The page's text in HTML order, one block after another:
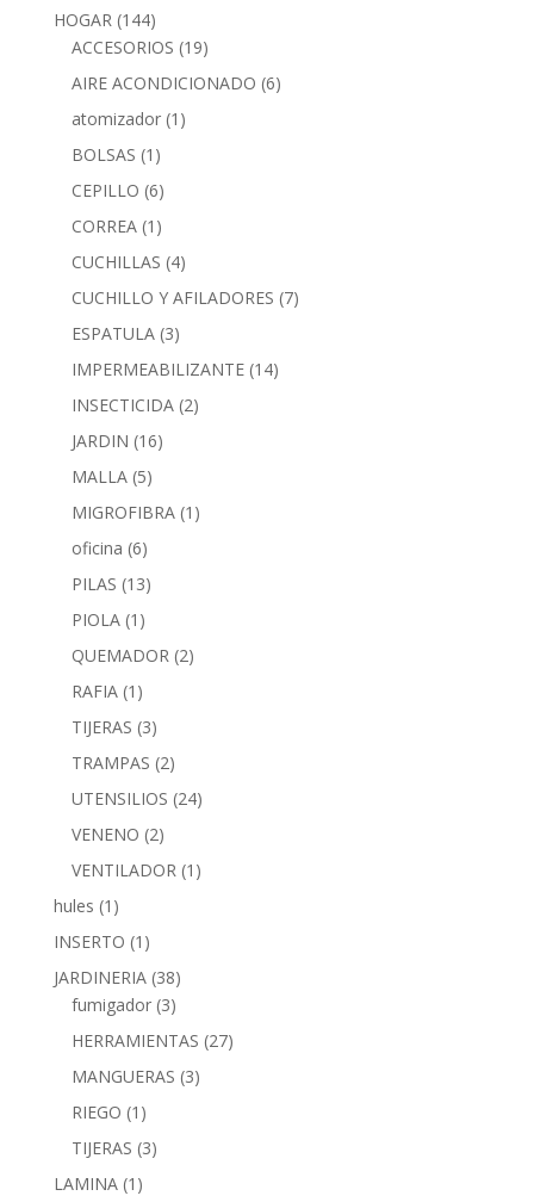
HOGAR (144)
ACCESORIOS (19)
AIRE ACONDICIONADO (6)
atomizador (1)
BOLSAS (1)
CEPILLO (6)
CORREA (1)
CUCHILLAS (4)
CUCHILLO Y AFILADORES (7)
ESPATULA (3)
IMPERMEABILIZANTE (14)
INSECTICIDA (2)
JARDIN (16)
MALLA (5)
MIGROFIBRA (1)
oficina (6)
PILAS (13)
PIOLA (1)
QUEMADOR (2)
RAFIA (1)
TIJERAS (3)
TRAMPAS (2)
UTENSILIOS (24)
VENENO (2)
VENTILADOR (1)
hules (1)
INSERTO (1)
JARDINERIA (38)
fumigador (3)
HERRAMIENTAS (27)
MANGUERAS (3)
RIEGO (1)
TIJERAS (3)
LAMINA (1)